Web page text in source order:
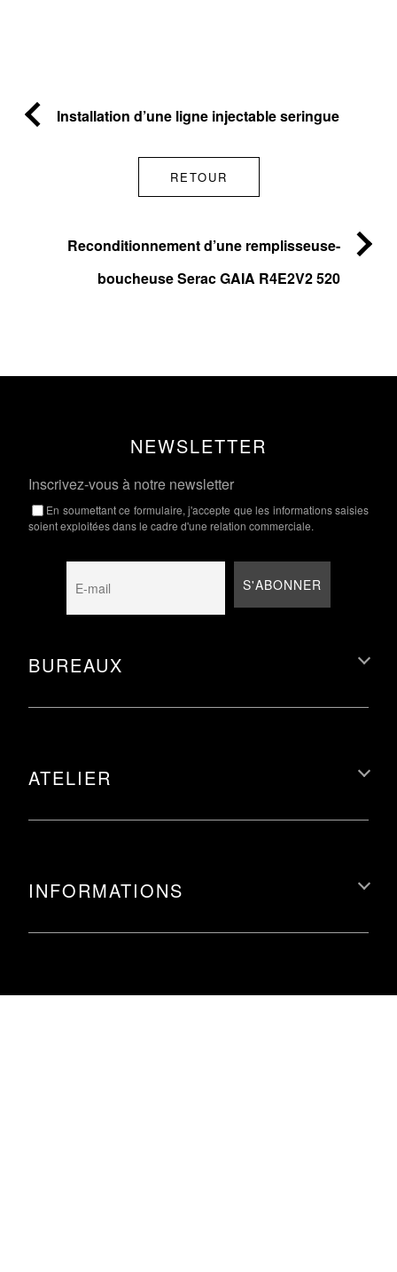
Installation d’une ligne injectable seringue
RETOUR
Reconditionnement d’une remplisseuse-
boucheuse Serac GAIA R4E2V2 520
NEWSLETTER
Inscrivez-vous à notre newsletter
En soumettant ce formulaire, j'accepte que les informations saisies
soient exploitées dans le cadre d'une relation commerciale.
BUREAUX
ATELIER
INFORMATIONS